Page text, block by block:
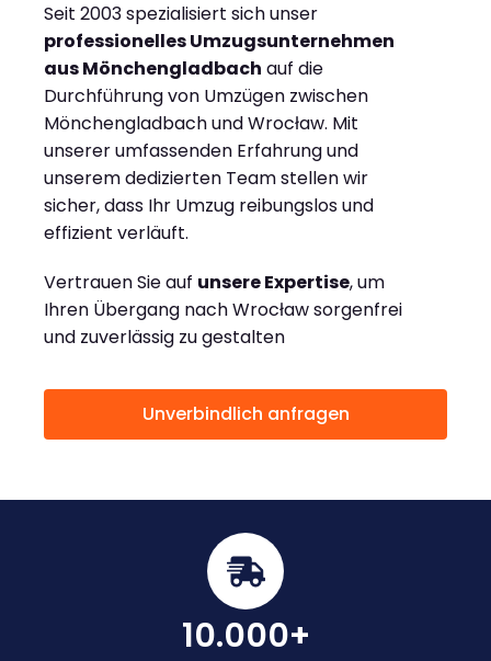
Seit 2003 spezialisiert sich unser
professionelles Umzugsunternehmen
aus Mönchengladbach auf die
Durchführung von Umzügen zwischen
Mönchengladbach und Wrocław. Mit
unserer umfassenden Erfahrung und
unserem dedizierten Team stellen wir
sicher, dass Ihr Umzug reibungslos und
effizient verläuft.
Vertrauen Sie auf unsere Expertise, um
Ihren Übergang nach Wrocław sorgenfrei
und zuverlässig zu gestalten
Unverbindlich anfragen
10.000+